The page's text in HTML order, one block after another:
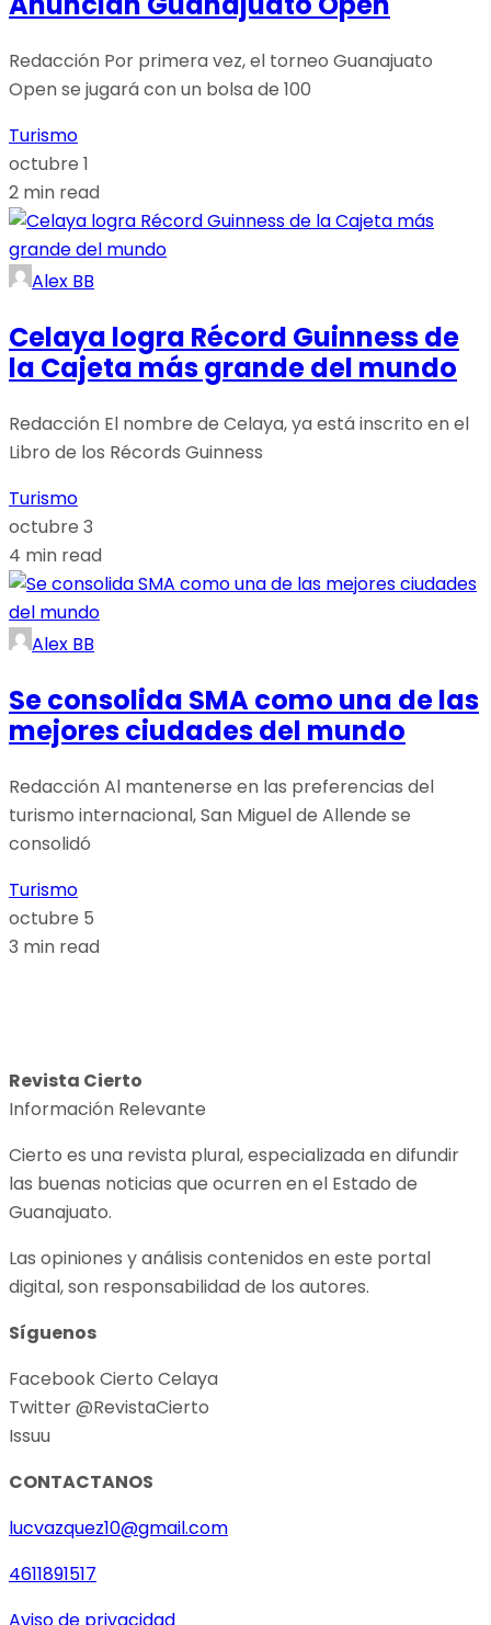
Redacción Por primera vez, el torneo Guanajuato
Open se jugará con un bolsa de 100
Turismo
octubre 1
2 min read
Alex BB
Celaya logra Récord Guinness de
la Cajeta más grande del mundo
Redacción El nombre de Celaya, ya está inscrito en el
Libro de los Récords Guinness
Turismo
octubre 3
4 min read
Alex BB
Se consolida SMA como una de las
mejores ciudades del mundo
Redacción Al mantenerse en las preferencias del
turismo internacional, San Miguel de Allende se
consolidó
Turismo
octubre 5
3 min read
Revista Cierto
Información Relevante
Cierto es una revista plural, especializada en difundir
las buenas noticias que ocurren en el Estado de
Guanajuato.
Las opiniones y análisis contenidos en este portal
digital, son responsabilidad de los autores.
Síguenos
Facebook Cierto Celaya
Twitter @RevistaCierto
Issuu
CONTACTANOS
lucvazquez10@gmail.com
4611891517
Aviso de privacidad